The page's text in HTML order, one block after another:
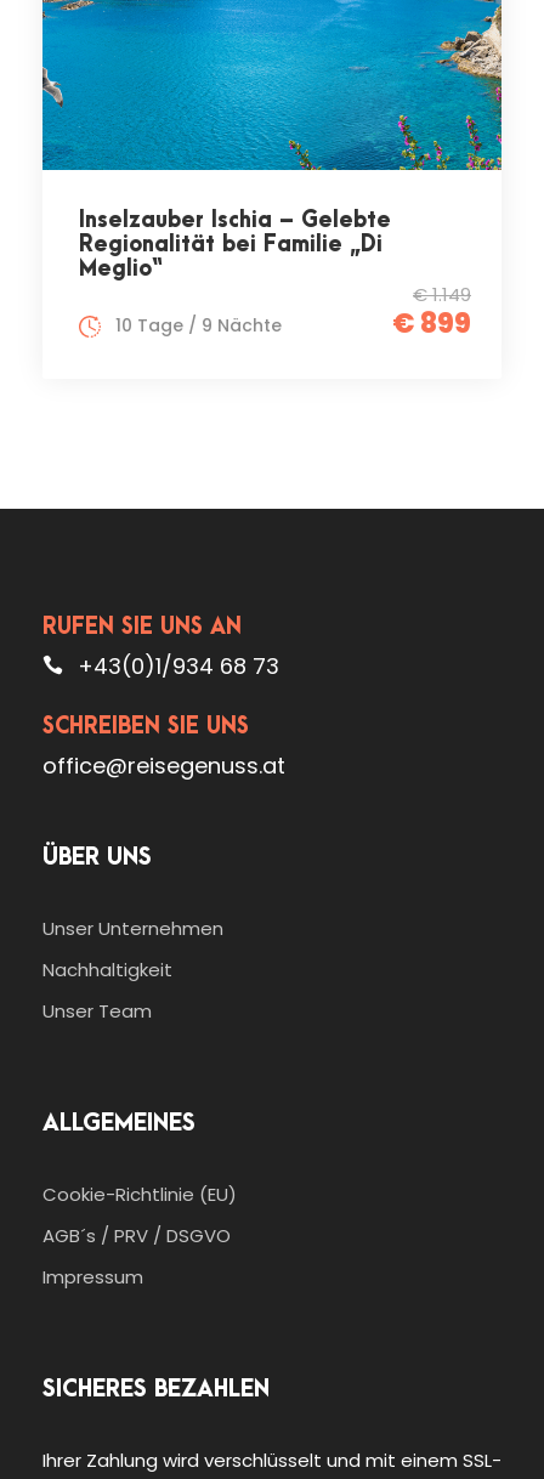
Inselzauber Ischia – Gelebte
Regionalität bei Familie „Di
Meglio“
€ 1.149
€ 899
10 Tage / 9 Nächte
RUFEN SIE UNS AN
+43(0)1/934 68 73
SCHREIBEN SIE UNS
office@reisegenuss.at
ÜBER UNS
Unser Unternehmen
Nachhaltigkeit
Unser Team
ALLGEMEINES
Cookie-Richtlinie (EU)
AGB´s / PRV / DSGVO
Impressum
SICHERES BEZAHLEN
Ihrer Zahlung wird verschlüsselt und mit einem SSL-